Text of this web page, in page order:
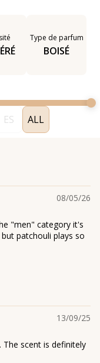
Type de parfum
BOISÉ
ES ALL
08/05/26
"men" category it's
patchouli plays so
13/09/25
The scent is definitely